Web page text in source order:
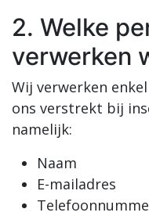
2. Welke
verwerken
Wij verwerken
ons verstrekt bij
namelijk:
Naam
E-mailadres